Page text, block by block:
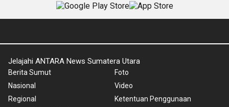
Jelajahi ANTARA News Sumatera Utara
Berita Sumut
Nasional
Regional
Foto
Video
Ketentuan Penggunaan